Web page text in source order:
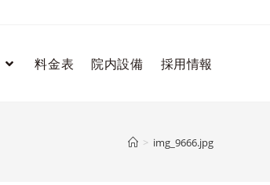
料金表 院内設備 採用情報
> img_9666.jpg